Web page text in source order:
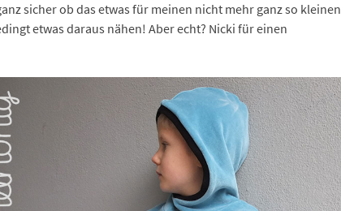
sicher ob das etwas für meinen nicht mehr ganz so kleinen
etwas daraus nähen! Aber echt? Nicki für einen